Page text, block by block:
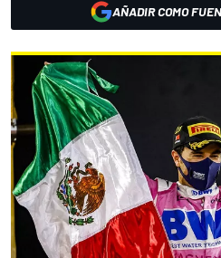
AÑADIR COMO